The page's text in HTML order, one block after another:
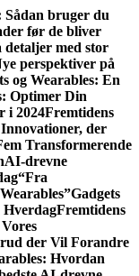
Sådan bruger du
før de bliver
detaljer med stor
perspektiver på
og Wearables: En
Optimer Din
i 2024Fremtidens
der
Transformerende
AI-drevne
“Fra
Gadgets
HverdagFremtidens
der Vil Forandre
Hvordan